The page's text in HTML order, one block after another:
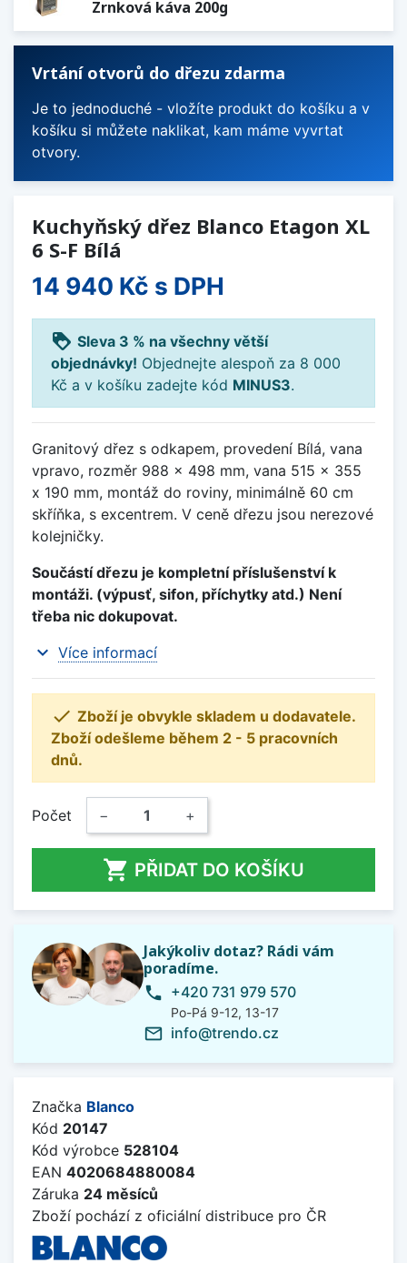
Zrnková káva 200g
Vrtání otvorů do dřezu zdarma
Je to jednoduché - vložíte produkt do košíku a v
košíku si můžete naklikat, kam máme vyvrtat
otvory.
Kuchyňský dřez Blanco Etagon XL
6 S-F Bílá
14 940 Kč s DPH
loyalty Sleva 3 % na všechny větší
objednávky! Objednejte alespoň za 8 000
Kč a v košíku zadejte kód MINUS3.
Granitový dřez s odkapem, provedení Bílá, vana
vpravo, rozměr 988 x 498 mm, vana 515 x 355
x 190 mm, montáž do roviny, minimálně 60 cm
skříňka, s excentrem. V ceně dřezu jsou nerezové
kolejničky.
Součástí dřezu je kompletní příslušenství k
montáži. (výpusť, sifon, příchytky atd.) Není
třeba nic dokupovat.
expand_more Více informací
 Zboží je obvykle skladem u dodavatele.
Zboží odešleme během 2 - 5 pracovních
dnů.
Počet − +
 PŘIDAT DO KOŠÍKU
Jakýkoliv dotaz? Rádi vám
poradíme.
phone +420 731 979 570
Po-Pá 9-12, 13-17
mail_outline info@trendo.cz
Značka Blanco
Kód 20147
Kód výrobce 528104
EAN 4020684880084
Záruka 24 měsíců
Zboží pochází z oficiální distribuce pro ČR